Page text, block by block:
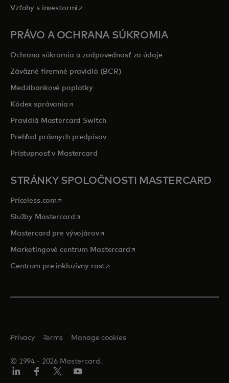
Vzťahy s investormi opens in a new tab
PRÁVO A OCHRANA SÚKROMIA
Ochrana súkromia a zodpovednosť za údaje
Záväzné firemné pravidlá (BCR)
Medzibankové poplatky
Kódex správaniaopens in a new tab
Pravidlá Mastercard Switch
Prehľad právnych predpisov
Prístupnosť v Mastercard
STRÁNKY SPOLOČNOSTI MASTERCARD
Priceless.com opens in a new tab
Služby Mastercardopens in a new tab
Mastercard pre vývojárovopens in a new tab
Marketingové centrum Mastercardopens in a new tab
Centrum pre inkluzívny rastopens in a new tab
© 1994 ‑ 2026 Mastercard.
Privacy Terms Manage cookies